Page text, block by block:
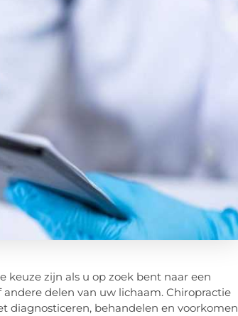
keuze zijn als u op zoek bent naar een
delen van uw lichaam. Chiropractie
diagnosticeren, behandelen en voorkomen